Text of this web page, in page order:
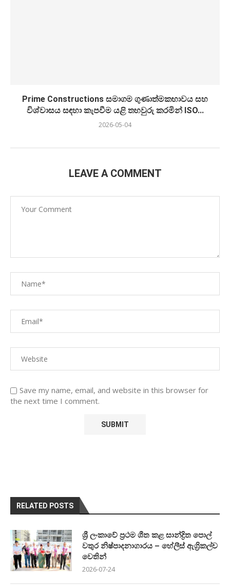
Prime Constructions සමාගම ගුණාත්මකභාවය සහ
විශ්වාසය සඳහා කැපවීම යළි තහවුරු කරමින් ISO...
2026-05-04
LEAVE A COMMENT
Save my name, email, and website in this browser for
the next time I comment.
RELATED POSTS
ශ්‍රී ලංකාවේ ප්‍රථම ශීත කළ සාන්ද්‍රිත පොල්
වතුර නිෂ්පාදනාගාරය – හේලීස් ඇග්‍රිකල්ච
වෙතින්
2026-07-24